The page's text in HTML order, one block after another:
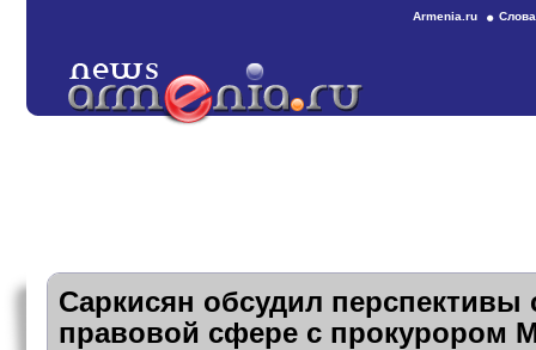
Armenia.ru
Саркисян обсудил перспективы
правовой сфере с прокурором